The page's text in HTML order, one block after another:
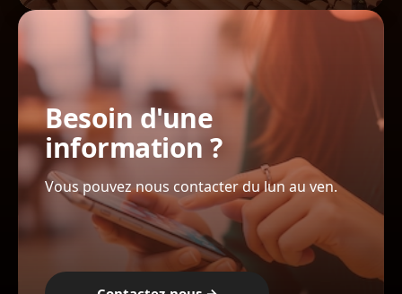
Besoin d'une
information ?
Vous pouvez nous contacter du lun au ven.